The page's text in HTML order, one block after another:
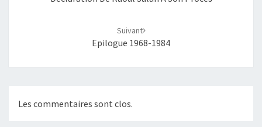
Suivant
Epilogue 1968-1984
Les commentaires sont clos.